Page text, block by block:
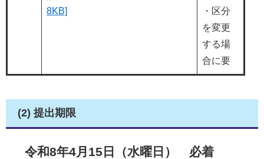
8KB]
・区分
を変更
する場
合に要
(2) 提出期限
令和8年4月15日（水曜日） 必着